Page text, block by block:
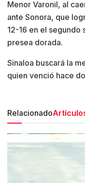
Menor Varonil, al
ante Sonora, que
12-16 en el segundo
presea dorada.
Sinaloa buscará la
quien venció hace
Relacionado